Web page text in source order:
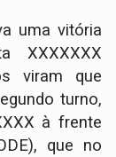
uma vitória
XXXXXXX
viram que
turno,
à frente
que no